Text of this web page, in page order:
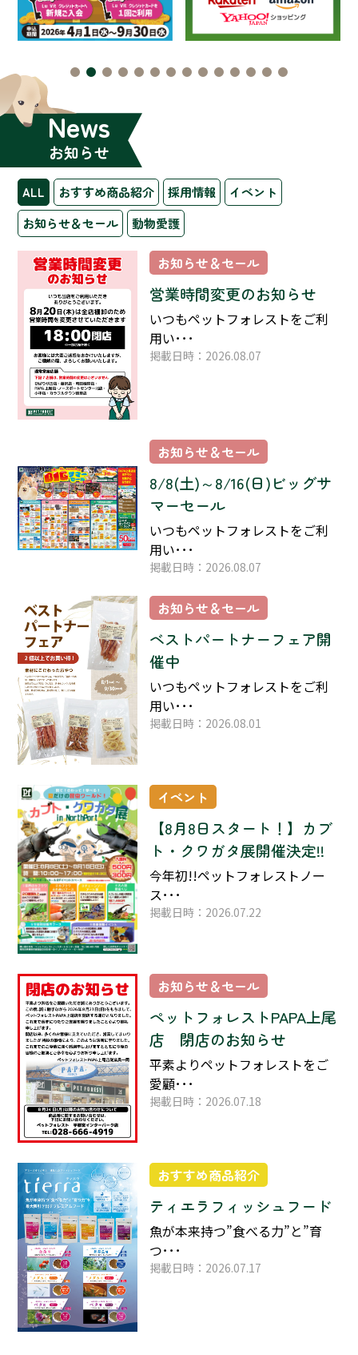
News
お知らせ
ALL おすすめ商品紹介 採用情報
イベント
お知らせ＆セール
動物愛護
お知らせ＆セール
営業時間変更のお知らせ
いつもペットフォレストをご利
用い･･･
掲載日時：2026.08.07
お知らせ＆セール
8/8(土)～8/16(日)ビッグサ
マーセール
いつもペットフォレストをご利
用い･･･
掲載日時：2026.08.07
お知らせ＆セール
ベストパートナーフェア開
催中
いつもペットフォレストをご利
用い･･･
掲載日時：2026.08.01
イベント
【8月8日スタート！】カブ
ト・クワガタ展開催決定!!
今年初!!ペットフォレストノー
ス･･･
掲載日時：2026.07.22
お知らせ＆セール
ペットフォレストPAPA上尾
店 閉店のお知らせ
平素よりペットフォレストをご
愛顧･･･
掲載日時：2026.07.18
おすすめ商品紹介
ティエラフィッシュフード
魚が本来持つ”食べる力”と”育
つ･･･
掲載日時：2026.07.17